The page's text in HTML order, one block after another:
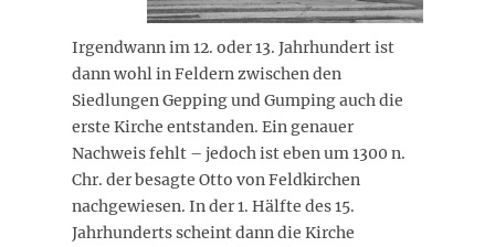
Irgendwann im 12. oder 13. Jahrhundert ist
dann wohl in Feldern zwischen den
Siedlungen Gepping und Gumping auch die
erste Kirche entstanden. Ein genauer
Nachweis fehlt – jedoch ist eben um 1300 n.
Chr. der besagte Otto von Feldkirchen
nachgewiesen. In der 1. Hälfte des 15.
Jahrhunderts scheint dann die Kirche